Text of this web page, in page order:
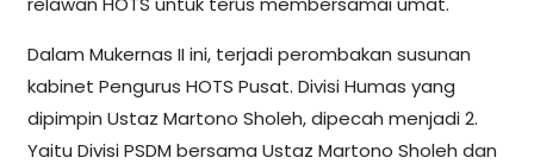
Dalam Mukernas II ini, terjadi perombakan susunan
kabinet Pengurus HOTS Pusat. Divisi Humas yang
dipimpin Ustaz Martono Sholeh, dipecah menjadi 2.
Yaitu Divisi PSDM bersama Ustaz Martono Sholeh dan